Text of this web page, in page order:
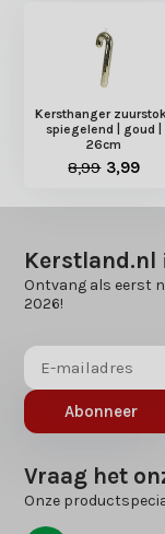
Kersthanger zuurstok |
spiegelend | goud |
26cm
8,99 3,99
Kerstland.nl
Ontvang als eerst
2026!
Abonneer
Vraag het
Onze